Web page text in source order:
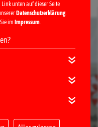
unten auf dieser Seite
Datenschutzerklärung.
im Impressum.